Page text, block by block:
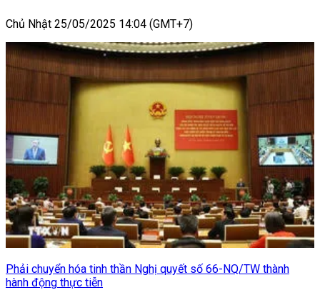
Chủ Nhật 25/05/2025 14:04 (GMT+7)
Phải chuyển hóa tinh thần Nghị quyết số 66-NQ/TW thành
hành động thực tiễn